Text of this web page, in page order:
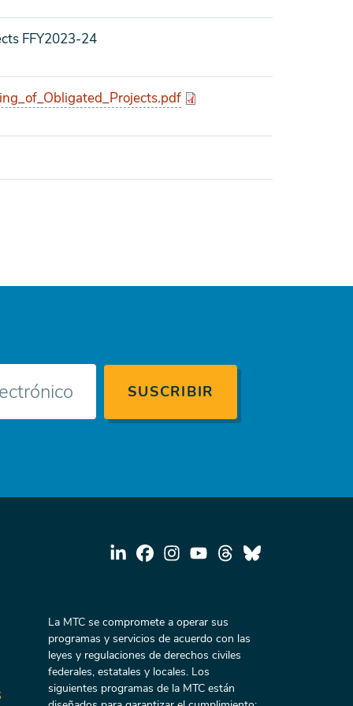
FFY2023-24
La MTC se compromete a operar sus
programas y servicios de acuerdo con las
leyes y regulaciones de derechos civiles
federales, estatales y locales. Los
siguientes programas de la MTC están